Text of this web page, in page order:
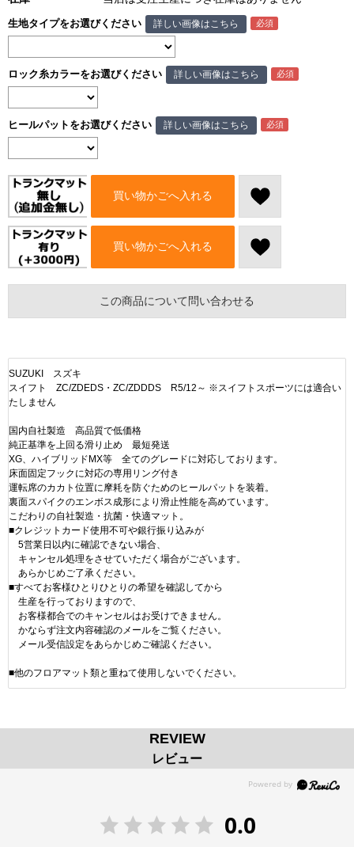
生地タイプをお選びください 詳しい画像はこちら
ロック糸カラーをお選びください 詳しい画像はこちら
ヒールパットをお選びください 詳しい画像はこちら
買い物かごへ入れる
買い物かごへ入れる
この商品について問い合わせる
SUZUKI スズキ
スイフト ZC/ZDEDS・ZC/ZDDDS R5/12～ ※スイフトスポーツには適合い
たしません
国内自社製造 高品質で低価格
純正基準を上回る滑り止め 最短発送
XG、ハイブリッドMX等 全てのグレードに対応しております。
床面固定フックに対応の専用リング付き
運転席のカカト位置に摩耗を防ぐためのヒールパットを装着。
裏面スパイクのエンボス成形により滑止性能を高めています。
こだわりの自社製造・抗菌・快適マット。
■クレジットカード使用不可や銀行振り込みが
5営業日以内に確認できない場合、
キャンセル処理をさせていただく場合がございます。
あらかじめご了承ください。
■すべてお客様ひとりひとりの希望を確認してから
生産を行っておりますので、
お客様都合でのキャンセルはお受けできません。
かならず注文内容確認のメールをご覧ください。
メール受信設定をあらかじめご確認ください。
■他のフロアマット類と重ねて使用しないでください。
REVIEW
レビュー
0.0